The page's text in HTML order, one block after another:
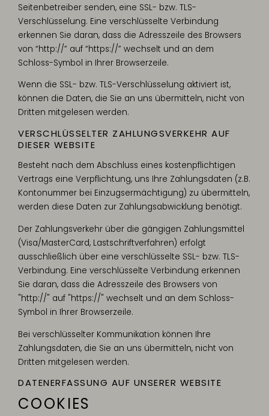
Seitenbetreiber senden, eine SSL- bzw. TLS-
Verschlüsselung. Eine verschlüsselte Verbindung
erkennen Sie daran, dass die Adresszeile des Browsers
von “http://” auf “https://” wechselt und an dem
Schloss-Symbol in Ihrer Browserzeile.
Wenn die SSL- bzw. TLS-Verschlüsselung aktiviert ist,
können die Daten, die Sie an uns übermitteln, nicht von
Dritten mitgelesen werden.
VERSCHLÜSSELTER ZAHLUNGSVERKEHR AUF
DIESER WEBSITE
Besteht nach dem Abschluss eines kostenpflichtigen
Vertrags eine Verpflichtung, uns Ihre Zahlungsdaten (z.B.
Kontonummer bei Einzugsermächtigung) zu übermitteln,
werden diese Daten zur Zahlungsabwicklung benötigt.
Der Zahlungsverkehr über die gängigen Zahlungsmittel
(Visa/MasterCard, Lastschriftverfahren) erfolgt
ausschließlich über eine verschlüsselte SSL- bzw. TLS-
Verbindung. Eine verschlüsselte Verbindung erkennen
Sie daran, dass die Adresszeile des Browsers von
"http://" auf "https://" wechselt und an dem Schloss-
Symbol in Ihrer Browserzeile.
Bei verschlüsselter Kommunikation können Ihre
Zahlungsdaten, die Sie an uns übermitteln, nicht von
Dritten mitgelesen werden.
DATENERFASSUNG AUF UNSERER WEBSITE
COOKIES